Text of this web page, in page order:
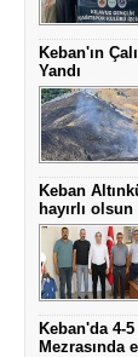
Keban'ın
Yandı
Keban
hayırlı olsun
Keban'da 4-
Mezrasında